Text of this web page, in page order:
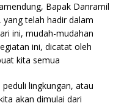
Bapak Danramil
telah hadir dalam
ini, mudah-mudahan
ini, dicatat oleh
kita semua
lingkungan, atau
akan dimulai dari